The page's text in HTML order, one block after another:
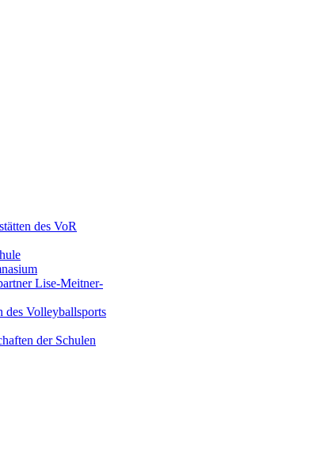
des VoR
Lise-Meitner-
des Volleyballsports
der Schulen